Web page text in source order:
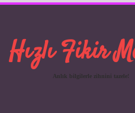
Hızlı Fikir
Anlık bilgilerle zihnini tazele!